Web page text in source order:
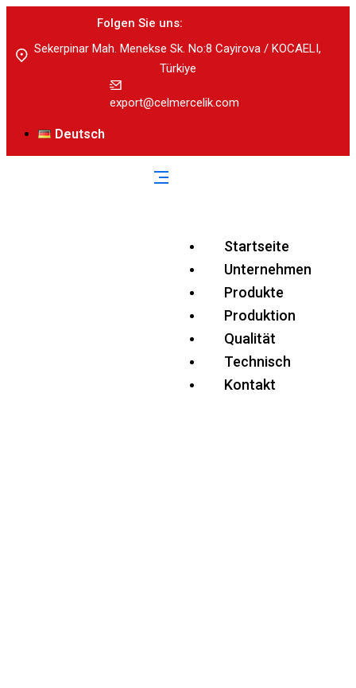
Folgen Sie uns:
Sekerpinar Mah. Menekse Sk. No:8 Cayirova / KOCAELI,
Türkiye
export@celmercelik.com
Deutsch
Startseite
Unternehmen
Produkte
Produktion
Qualität
Technisch
Kontakt